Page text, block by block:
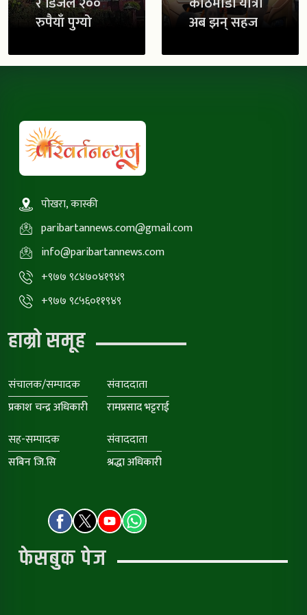
रुपैयाँ पुग्यो
अब झन् सहज
पोखरा, कास्की
paribartannews.com@gmail.com
info@paribartannews.com
+९७७ ९८४७०४१९४९
+९७७ ९८५६०११९४९
हाम्रो समूह
संचालक/सम्पादक
प्रकाश चन्द्र अधिकारी
संवाददाता
रामप्रसाद भट्टराई
सह-सम्पादक
सबिन जि.सि
संवाददाता
श्रद्धा अधिकारी
फेसबुक पेज